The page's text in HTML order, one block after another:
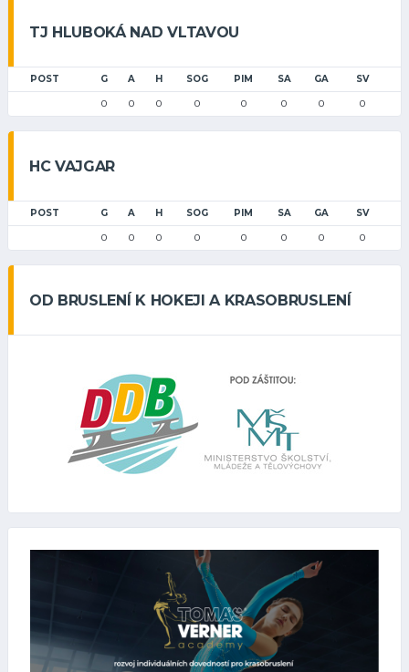
TJ HLUBOKÁ NAD VLTAVOU
POST G A H SOG PIM SA GA SV
0 0 0 0 0 0 0 0
HC VAJGAR
POST G A H SOG PIM SA GA SV
0 0 0 0 0 0 0 0
OD BRUSLENÍ K HOKEJI A KRASOBRUSLENÍ